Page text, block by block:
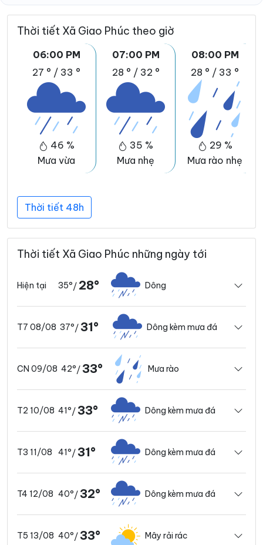
Thời tiết Xã Giao Phúc theo giờ
06:00 PM
27 ° / 33 °
46 %
Mưa vừa
07:00 PM
28 ° / 32 °
35 %
Mưa nhẹ
08:00 PM
28 ° / 33 °
29 %
Mưa rào nhẹ
Thời tiết 48h
Thời tiết Xã Giao Phúc những ngày tới
Hiện tại 35°/ 28° Dông
T7 08/08 37°/ 31° Dông kèm mưa đá
CN 09/08 42°/ 33° Mưa rào
T2 10/08 41°/ 33° Dông kèm mưa đá
T3 11/08 41°/ 31° Dông kèm mưa đá
T4 12/08 40°/ 32° Dông kèm mưa đá
T5 13/08 40°/ 33° Mây rải rác